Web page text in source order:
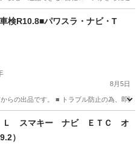
オートショップタナカ
検R10.8■パワスラ・ナビ・T
8月5日
らの出品です。 ■ トラブル防止の為、即
Ｌ スマキー ナビ ＥＴＣ オ
）